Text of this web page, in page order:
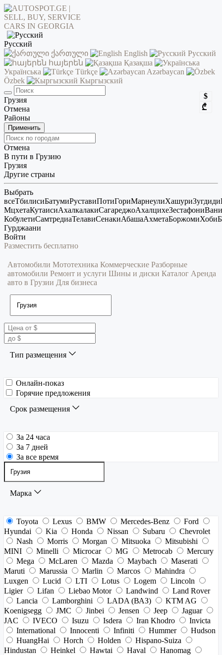
Русский
ქართული
English
Русский
հայերեն
Қазақша
Українська
Türkçe
Azərbaycan
Özbek
Кыргызский
$
₾
Грузия
Отмена
Районы
Применить
Отмена
В пути в Грузию
Грузия
Другие страны
Выбрать
всеТбилисиБатумиРуставиПотиГориМарнеулиХашуриЗугдиди
МцхетаКутаисиАхалкалакиСагареджоАхалцихеЗестафониВани
КобулетиСамтредиаТелавиСенакиАбашаАхметаБоржомиХоби
Гурджаани
Войти
Разместить бесплатно
Автомобили Мототехника Коммерческие Разборные
автомобили Ремонт и услуги Шины и диски Каталог Аренда
авто в Грузии Для бизнеса
Тип размещения
Онлайн-показ
Горячие предложения
Срок размещения
За 24 часа
За 7 дней
За все время
Марка
Toyota Lexus BMW Mercedes-Benz
Ford
Hyundai
Kia Honda Nissan Subaru
Chevrolet
Nash
Morris Morgan Mitsuoka
Mitsubishi
MINI
Minelli Microcar MG Metrocab
Mercury
Mega
McLaren Mazda Maybach
Maserati
Maruti
Marussia Marlin Marcos
Mahindra
Luxgen
Lucid LTI Lotus Logem
Lincoln
Ligier
Lifan Liebao Motor Landwind
Land Rover
Lancia
Lamborghini LADA (ВАЗ)
KTM AG
Koenigsegg
JMC Jinbei Jensen Jeep
Jaguar
JAC
IVECO Isuzu Isdera Iran Khodro
Invicta
International
Innocenti Infiniti Hummer
Hudson
HuangHai
Horch Holden
Hispano-Suiza
Hindustan
Heinkel Hawtai Haval
Hanomag